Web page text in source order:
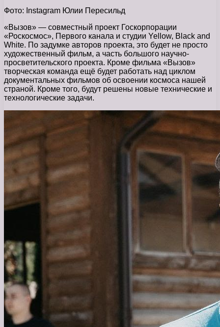
Фото: Instagram Юлии Пересильд
«Вызов» — совместный проект Госкорпорации
«Роскосмос», Первого канала и студии Yellow, Black and
White. По задумке авторов проекта, это будет не просто
художественный фильм, а часть большого научно-
просветительского проекта. Кроме фильма «Вызов»
творческая команда ещё будет работать над циклом
документальных фильмов об освоении космоса нашей
страной. Кроме того, будут решены новые технические и
технологические задачи.